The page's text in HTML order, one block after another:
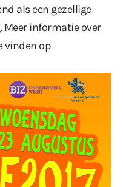
als een gezellige
Meer informatie over
vinden op